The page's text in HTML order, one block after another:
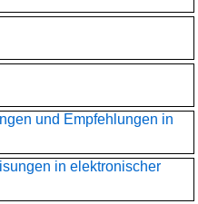
und Empfehlungen in
in elektronischer